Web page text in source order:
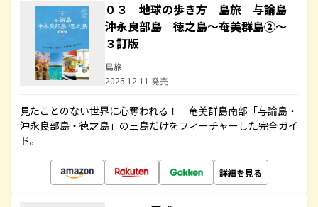
０３ 地球の歩き方 島旅 与論島
沖永良部島 徳之島～奄美群島②～
３訂版
島旅
2025.12.11 発売
見たことのない世界に心奪われる！ 奄美群島南部「与論島・
沖永良部島・徳之島」の三島だけをフィーチャーした完全ガイ
ド。
詳細を見る